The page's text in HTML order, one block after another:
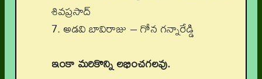
శివప్రసాద్
7.అడవి బావిరాజు – గోన గన్నారేడ్డి
ఇంకా మరికొన్ని లభించగలవు.